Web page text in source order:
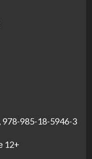
978-985-18-5946-3
12+